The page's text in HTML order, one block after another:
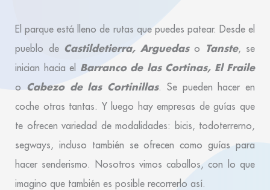
El parque está lleno de rutas que puedes patear. Desde el
pueblo de Castildetierra, Arguedas o Tanste, se
inician hacia el Barranco de las Cortinas, El Fraile
o Cabezo de las Cortinillas. Se pueden hacer en
coche otras tantas. Y luego hay empresas de guías que
te ofrecen variedad de modalidades: bicis, todoterrerno,
segways, incluso también se ofrecen como guías para
hacer senderismo. Nosotros vimos caballos, con lo que
imagino que también es posible recorrerlo así.